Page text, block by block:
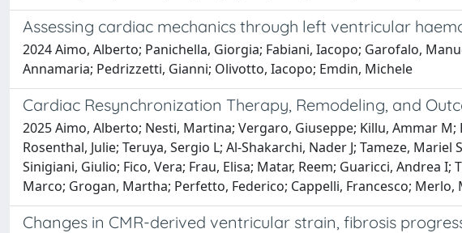
Assessing cardiac mechanics through left ventricular
2024 Aimo, Alberto; Panichella, Giorgia; Fabiani, Iacopo; Garofalo,
Annamaria; Pedrizzetti, Gianni; Olivotto, Iacopo; Emdin, Michele
Cardiac Resynchronization Therapy, Remodeling, and
2025 Aimo, Alberto; Nesti, Martina; Vergaro, Giuseppe; Killu, Ammar
Rosenthal, Julie; Teruya, Sergio L; Al-Shakarchi, Nader J; Tameze,
Sinigiani, Giulio; Fico, Vera; Frau, Elisa; Matar, Reem; Guaricci, Andrea
Marco; Grogan, Martha; Perfetto, Federico; Cappelli, Francesco;
Changes in CMR-derived ventricular strain, fibrosis